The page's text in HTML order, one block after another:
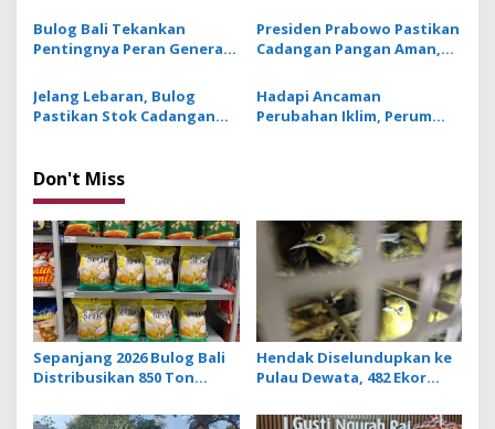
t
i
o
n
untuk Anak Asuh di Bali
Mangrove di Bali
Bulog Bali Tekankan
Pentingnya Peran Generasi
Pangan Nasional
Presiden Prabowo Pastikan
Cadangan Pangan Aman,
Pemerintah Sebanyak 4,88
Juta Ton
Jelang Lebaran, Bulog
Pastikan Stok Cadangan
Hadapi Ancaman
Perubahan Iklim, Perum
Don't Miss
Sepanjang 2026 Bulog Bali
Distribusikan 850 Ton
Ritel Moderen
Hendak Diselundupkan ke
Pulau Dewata, 482 Ekor
Diamankan Karantina Bali